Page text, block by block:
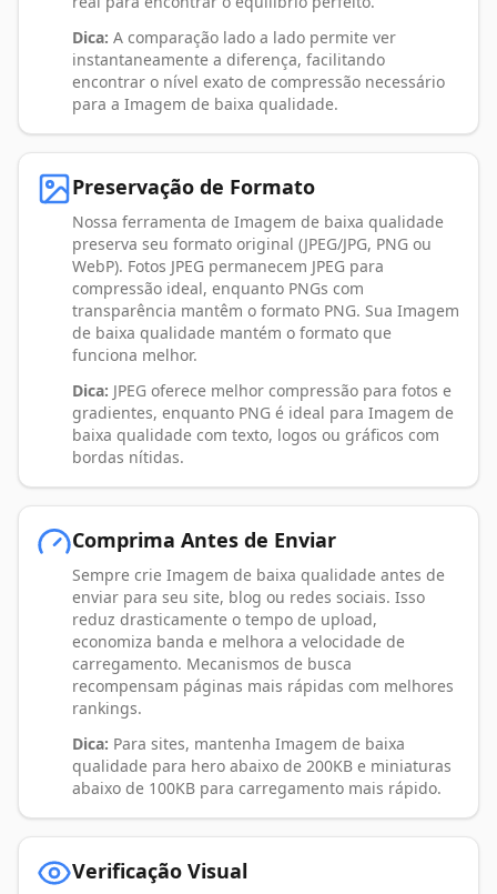
Dica: A comparação lado a lado permite ver
instantaneamente a diferença, facilitando
encontrar o nível exato de compressão necessário
para a Imagem de baixa qualidade.
Preservação de Formato
Nossa ferramenta de Imagem de baixa qualidade
preserva seu formato original (JPEG/JPG, PNG ou
WebP). Fotos JPEG permanecem JPEG para
compressão ideal, enquanto PNGs com
transparência mantêm o formato PNG. Sua Imagem
de baixa qualidade mantém o formato que
funciona melhor.
Dica: JPEG oferece melhor compressão para fotos e
gradientes, enquanto PNG é ideal para Imagem de
baixa qualidade com texto, logos ou gráficos com
bordas nítidas.
Comprima Antes de Enviar
Sempre crie Imagem de baixa qualidade antes de
enviar para seu site, blog ou redes sociais. Isso
reduz drasticamente o tempo de upload,
economiza banda e melhora a velocidade de
carregamento. Mecanismos de busca
recompensam páginas mais rápidas com melhores
rankings.
Dica: Para sites, mantenha Imagem de baixa
qualidade para hero abaixo de 200KB e miniaturas
abaixo de 100KB para carregamento mais rápido.
Verificação Visual